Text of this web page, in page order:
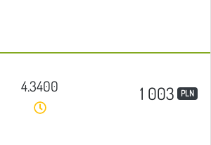
4.3400 1 003 PLN